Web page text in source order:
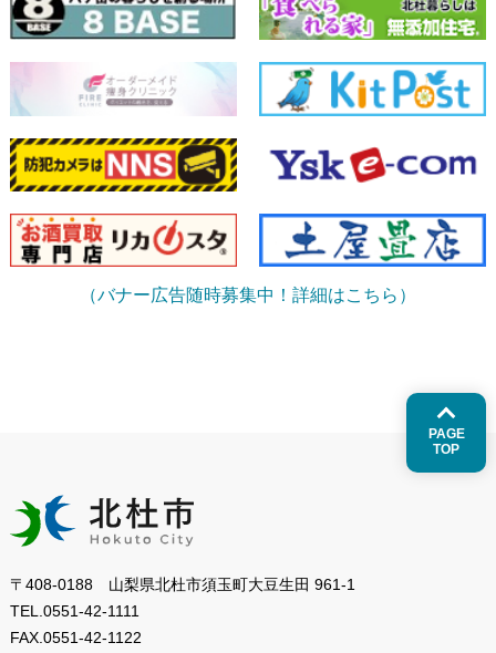
（バナー広告随時募集中！詳細はこちら）
PAGE
TOP
〒408-0188 山梨県北杜市須玉町大豆生田 961-1
TEL. 0551-42-1111
FAX. 0551-42-1122